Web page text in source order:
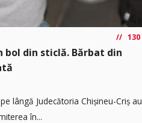
130
bol din sticlă. Bărbat din
lângă Judecătoria Chișineu-Criș au
în...